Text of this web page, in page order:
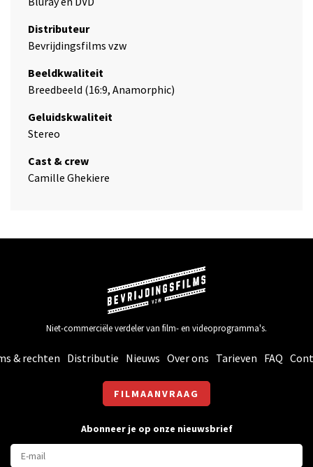
Distributeur
Bevrijdingsfilms vzw
Beeldkwaliteit
Breedbeeld (16:9, Anamorphic)
Geluidskwaliteit
Stereo
Cast & crew
Camille Ghekiere
Niet-commerciële verdeler van film- en videoprogramma's.
& rechten Distributie Nieuws Over ons Tarieven FAQ
FILMAANVRAAG
Abonneer je op onze nieuwsbrief